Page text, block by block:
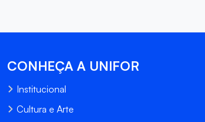
CONHEÇA A UNIFOR
Institucional
Cultura e Arte